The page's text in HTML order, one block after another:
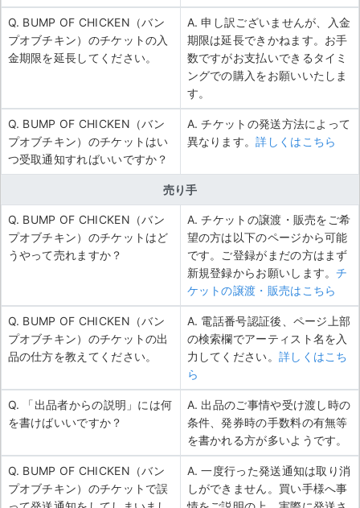
Q. BUMP OF CHICKEN（バン
プオブチキン）のチケットの入
金期限を延長してください。
A. 申し訳ございませんが、入金
期限は延長できかねます。お手
数ですがお支払いできるタイミ
ングでの購入をお願いいたしま
す。
Q. BUMP OF CHICKEN（バン
プオブチキン）のチケットはい
つ受取通知すればいいですか？
A. チケットの発送方法によって
異なります。詳しくはこちら
売り手
Q. BUMP OF CHICKEN（バン
プオブチキン）のチケットはど
うやって売れますか？
A. チケットの譲渡・販売をご希
望の方は以下のページから可能
です。ご登録がまだの方はまず
新規登録からお願いします。チ
ケットの譲渡・販売はこちら
Q. BUMP OF CHICKEN（バン
プオブチキン）のチケットの出
品の仕方を教えてください。
A. 電話番号認証後、ページ上部
の検索欄でアーティスト名を入
力してください。 詳しくはこち
ら
Q. 「出品者からの説明」には何
を書けばいいですか？
A. 出品のご事情や受け渡し時の
条件、発券時の手数料の有無等
を書かれる方が多いようです。
Q. BUMP OF CHICKEN（バン
プオブチキン）のチケットで誤
A. 一度行った発送通知は取り消
しができません。買い手様へ事